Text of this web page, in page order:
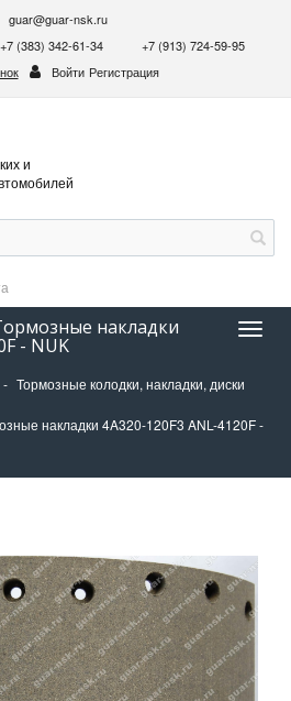
guar@guar-nsk.ru
+7 (383) 342-61-34
+7 (913) 724-59-95
Войти Регистрация
и
накладки
- NUK
Тормозные колодки, накладки, диски
накладки 4A320-120F3 ANL-4120F -